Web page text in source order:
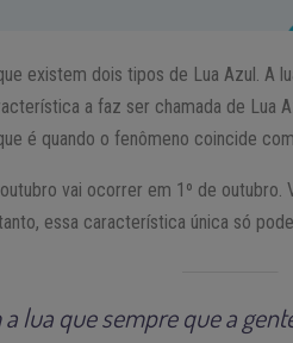
existem dois tipos de Lua Azul. A
a faz ser chamada de Lua
é quando o fenômeno coincide
vai ocorrer em 1º de outubro.
essa característica única só
a lua que sempre que a